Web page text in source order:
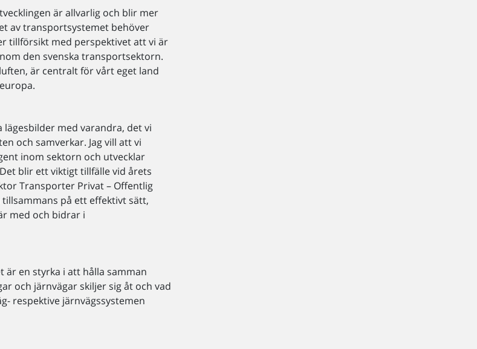
är allvarlig och blir mer
av transportsystemet behöver
tillförsikt med perspektivet att vi är
den svenska transportsektorn.
är centralt för vårt eget land
med varandra, det vi
och samverkar. Jag vill att vi
inom sektorn och utvecklar
blir ett viktigt tillfälle vid årets
Transporter Privat – Offentlig
tillsammans på ett effektivt sätt,
med och bidrar i
är en styrka i att hålla samman
och järnvägar skiljer sig åt och vad
respektive järnvägssystemen